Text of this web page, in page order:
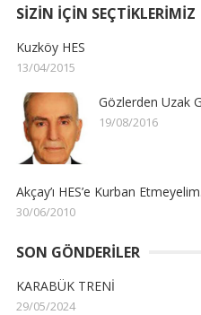
SIZIN İÇIN SEÇTIKLERIMIZ
Kuzköy HES
13/04/2015
Gözlerden Uzak
19/08/2016
Akçay’ı HES’e Kurban
30/06/2010
SON GÖNDERILER
KARABÜK TRENİ
29/05/2024